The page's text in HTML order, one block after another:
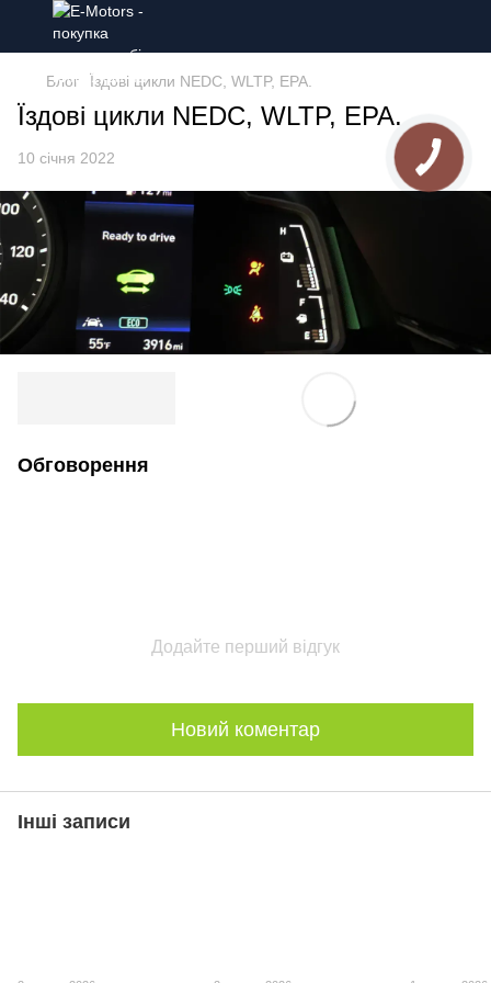
Блог Їздові цикли NEDC, WLTP, EPA.
Їздові цикли NEDC, WLTP, EPA.
10 січня 2022
Обговорення
Додайте перший відгук
Новий коментар
Інші записи